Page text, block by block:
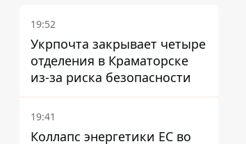
19:52
Укрпочта закрывает четыре
отделения в Краматорске
из-за риска безопасности
19:41
Коллапс энергетики ЕС во